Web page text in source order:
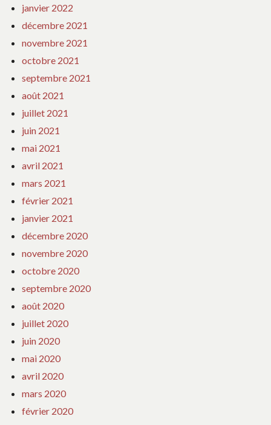
janvier 2022
décembre 2021
novembre 2021
octobre 2021
septembre 2021
août 2021
juillet 2021
juin 2021
mai 2021
avril 2021
mars 2021
février 2021
janvier 2021
décembre 2020
novembre 2020
octobre 2020
septembre 2020
août 2020
juillet 2020
juin 2020
mai 2020
avril 2020
mars 2020
février 2020